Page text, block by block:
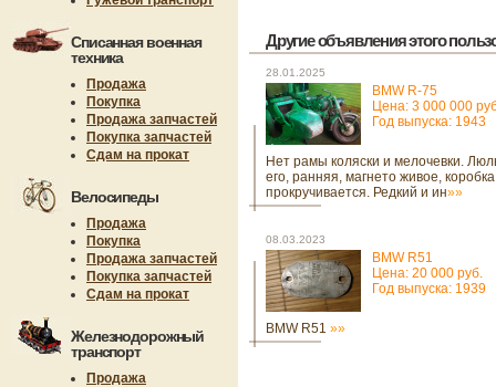
Списанная военная
техника
Продажа
Покупка
Продажа запчастей
Покупка запчастей
Сдам на прокат
Велосипеды
Продажа
Покупка
Продажа запчастей
Покупка запчастей
Сдам на прокат
Железнодорожный
транспорт
Продажа
Другие объявления этого
28.01.2025
BMW R-75
Цена: 3 000 000
Год выпуска: 1943
Нет рамы коляски и мелочевки.
его, ранняя, магнето живое, коробка
прокручивается. Редкий и ин»»
08.03.2023
BMW R51
Цена: 20 000 руб.
Год выпуска: 1939
BMW R51 »»